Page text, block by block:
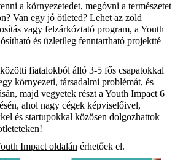
a környezetedet, megóvni a természetet
Van egy jó ötleted? Lehet az zöld
vagy felzárkóztató program, a Youth
és üzletileg fenntartható projektté
fiatalokból álló 3-5 fős csapatokkal
környezeti, társadalmi problémát, és
majd vegyetek részt a Youth Impact 6
ahol nagy cégek képviselőivel,
és startupokkal közösen dolgozhattok
Impact oldalán érhetőek el.